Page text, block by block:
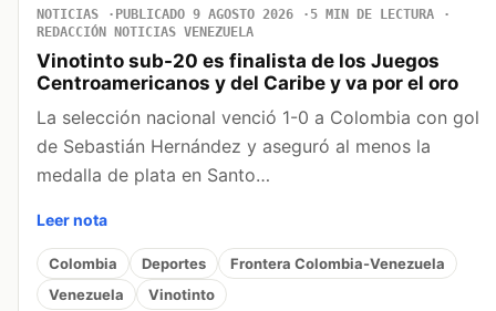
NOTICIAS PUBLICADO 9 AGOSTO 2026
5 MIN DE LECTURA
REDACCIÓN NOTICIAS VENEZUELA
Vinotinto sub-20 es finalista de los Juegos
Centroamericanos y del Caribe y va por el oro
La selección nacional venció 1-0 a Colombia con gol
de Sebastián Hernández y aseguró al menos la
medalla de plata en Santo…
Leer nota
Colombia Deportes
Frontera Colombia-Venezuela
Venezuela
Vinotinto